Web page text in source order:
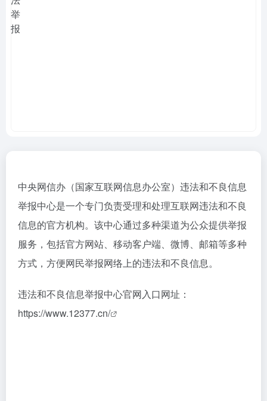
中央网信办（国家互联网信息办公室）违法和不良信息
举报中心是一个专门负责受理和处理互联网违法和不良
信息的官方机构。该中心通过多种渠道为公众提供举报
服务，包括官方网站、移动客户端、微博、邮箱等多种
方式，方便网民举报网络上的违法和不良信息。
违法和不良信息举报中心官网入口网址：
https://www.12377.cn/